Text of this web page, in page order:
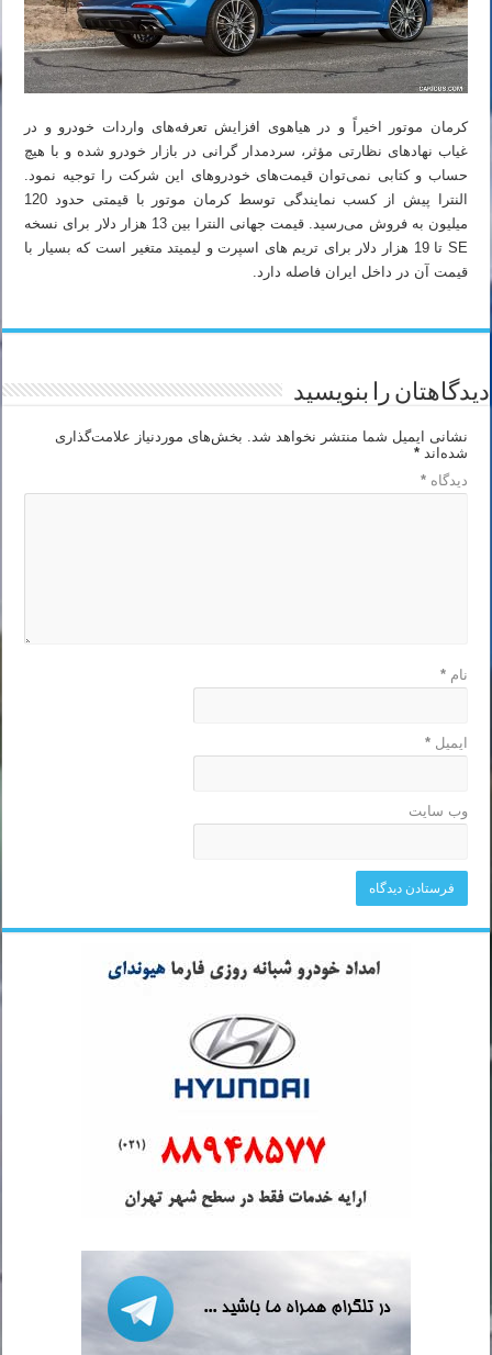
کرمان موتور اخیراً و در هیاهوی افزایش تعرفه‌های واردات خودرو و در
غیاب نهادهای نظارتی مؤثر، سردمدار گرانی در بازار خودرو شده و با هیچ
حساب و کتابی نمی‌توان قیمت‌های خودروهای این شرکت را توجیه نمود.
النترا پیش از کسب نمایندگی توسط کرمان موتور با قیمتی حدود 120
میلیون به فروش می‌رسید. قیمت جهانی النترا بین 13 هزار دلار برای نسخه
SE تا 19 هزار دلار برای تریم های اسپرت و لیمیتد متغیر است که بسیار با
قیمت آن در داخل ایران فاصله دارد.
دیدگاهتان را بنویسید
نشانی ایمیل شما منتشر نخواهد شد.
بخش‌های موردنیاز علامت‌گذاری
شده‌اند*
دیدگاه*
نام*
ایمیل*
وب‌ سایت